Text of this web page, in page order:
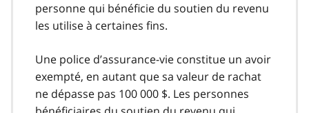
personne qui bénéficie du soutien du revenu
les utilise à certaines fins.
Une police d’assurance-vie constitue un avoir
exempté, en autant que sa valeur de rachat
ne dépasse pas 100 000 $. Les personnes